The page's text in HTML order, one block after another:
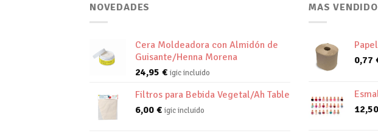
NOVEDADES
Cera Moldeadora con Almidón de
Guisante/Henna Morena
24,95 € igic incluido
Filtros para Bebida Vegetal/Ah Table
6,00 € igic incluido
MAS
0,77
12,50